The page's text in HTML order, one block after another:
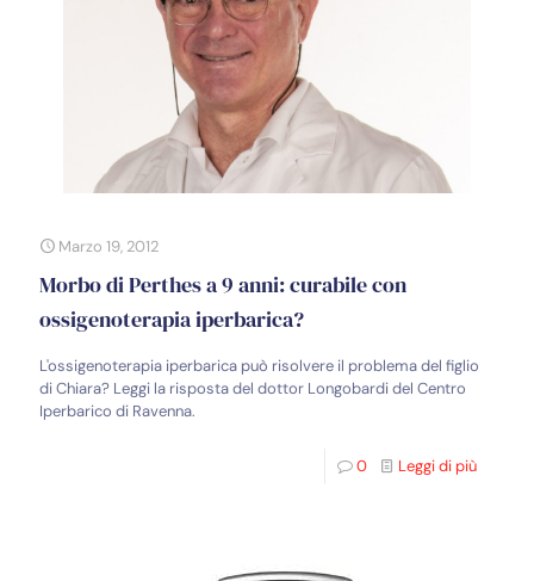
Marzo 19, 2012
Morbo di Perthes a 9 anni: curabile con
ossigenoterapia iperbarica?
L'ossigenoterapia iperbarica può risolvere il problema del figlio
di Chiara? Leggi la risposta del dottor Longobardi del Centro
Iperbarico di Ravenna.
0 Leggi di più